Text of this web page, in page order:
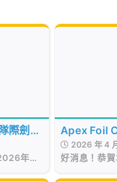
際劍擊
年6
Apex Foil
2026 年 4
好消息！恭